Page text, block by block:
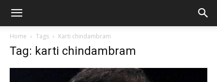
Home Tags Karti chindambram
Tag: karti chindambram